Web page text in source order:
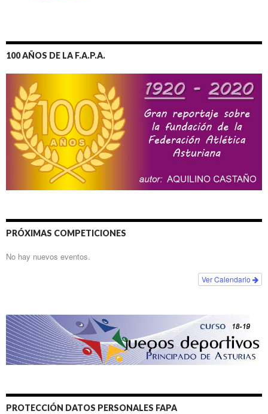
100 AÑOS DE LA F.A.P.A.
PRÓXIMAS COMPETICIONES
No hay nuevos eventos.
Ver Calendario
PROTECCIÓN DATOS PERSONALES FAPA